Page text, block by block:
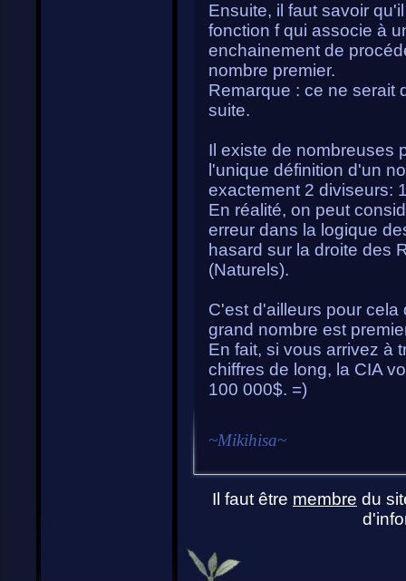
Ensuite, il faut savoir
fonction f qui associe à
enchainement de
nombre premier.
Remarque : ce ne serait
suite.
Il existe de nombreuses
l'unique définition d'un
exactement 2 diviseurs:
En réalité, on peut
erreur dans la logique
hasard sur la droite des
(Naturels).
C'est d'ailleurs pour cela
grand nombre est
En fait, si vous arrivez à
chiffres de long, la CIA
100 000$. =)
~Mikihisa~
Il faut être membre du